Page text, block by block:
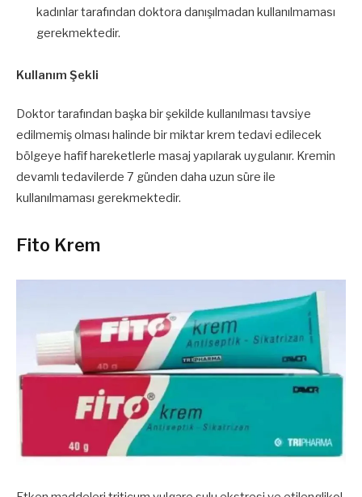
kadınlar tarafından doktora danışılmadan kullanılmaması
gerekmektedir.
Kullanım Şekli
Doktor tarafından başka bir şekilde kullanılması tavsiye
edilmemiş olması halinde bir miktar krem tedavi edilecek
bölgeye hafif hareketlerle masaj yapılarak uygulanır. Kremin
devamlı tedavilerde 7 günden daha uzun süre ile
kullanılmaması gerekmektedir.
Fito Krem